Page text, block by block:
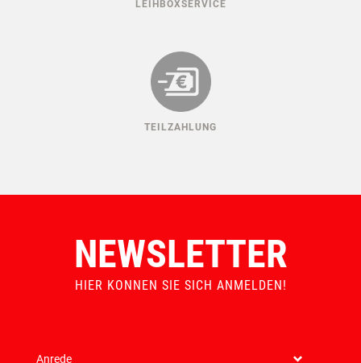
LEIHBOXSERVICE
TEILZAHLUNG
NEWSLETTER
HIER KONNEN SIE SICH ANMELDEN!